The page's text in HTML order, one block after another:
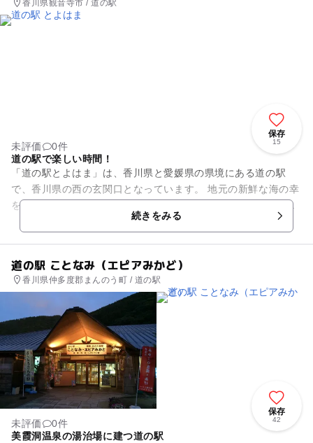
香川県観音寺市 / 道の駅
保存
15
未評価
0件
道の駅で楽しい時間！
「道の駅とよはま」は、香川県と愛媛県の県境にある道の駅
で、香川県の西の玄関口となっています。 地元の新鮮な海の幸
を使ったお料理や美味しい讃岐うどんが味わえる、おーしゃん
食堂は香川県の魚「はまち...続きをみる
道の駅 ことなみ（エピアみかど）
香川県仲多度郡まんのう町 / 道の駅
保存
42
未評価
0件
美霞洞温泉の湯治場に建つ道の駅